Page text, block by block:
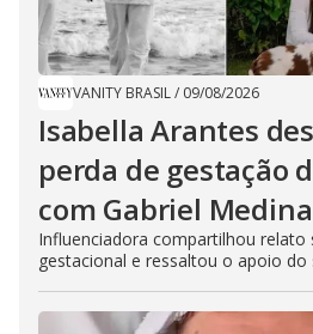
VANITY BRASIL/ 09/08/2026
Isabella Arantes
perda de gestação
com Gabriel Medina
Influenciadora compartilhou relato
gestacional e ressaltou o apoio